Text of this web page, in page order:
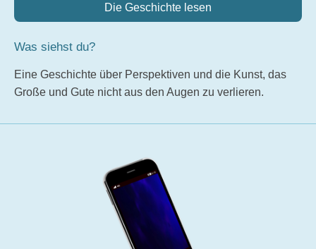
Die Geschichte lesen
Was siehst du?
Eine Geschichte über Perspektiven und die Kunst, das
Große und Gute nicht aus den Augen zu verlieren.